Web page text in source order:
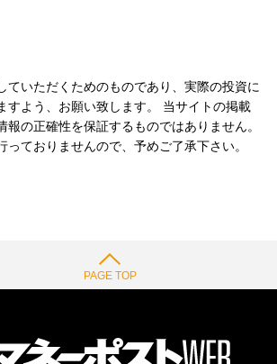
いただくためのものであり、実際の投資に
すよう、お願い致します。 当サイトの掲載
の正確性を保証するものではありません。
ておりませんので、予めご了承下さい。
PAGE TOP